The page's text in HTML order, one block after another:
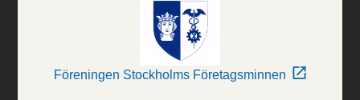
Föreningen Stockholms Företagsminnen